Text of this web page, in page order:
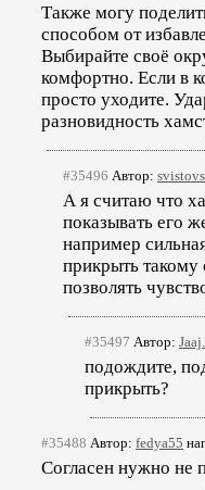
Также могу
способом от
Выбирайте своё
комфортно. Если в
просто уходите.
разновидность
#35496 Автор:
А я считаю что
показывать его
например
прикрыть
позволять
#35497 Автор:
подождите,
прикрыть?
#35488 Автор: fedya55
Согласен нужно не